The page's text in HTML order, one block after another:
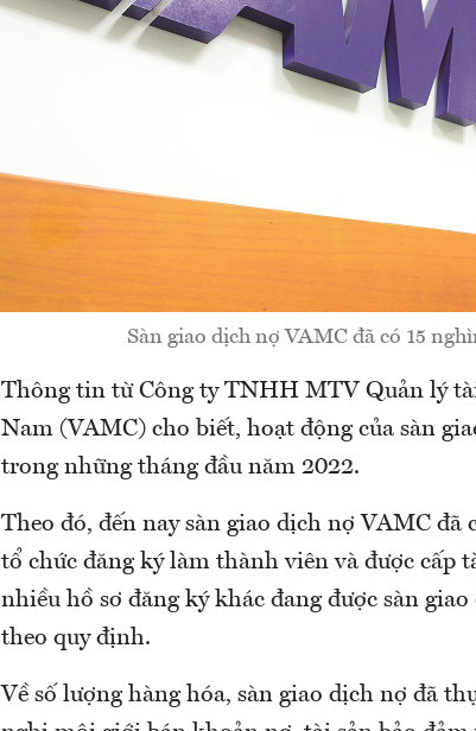
Sàn giao dịch nợ VAMC đã có 15
Thông tin từ Công ty TNHH MTV Quản lý
Nam (VAMC) cho biết, hoạt động của sàn
trong những tháng đầu năm 2022.
Theo đó, đến nay sàn giao dịch nợ VAMC đã
tổ chức đăng ký làm thành viên và được cấp
nhiều hồ sơ đăng ký khác đang được sàn
theo quy định.
Về số lượng hàng hóa, sàn giao dịch nợ đã